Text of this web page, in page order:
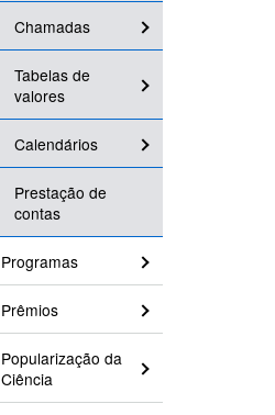
Chamadas
Tabelas de
valores
Calendários
Prestação de
contas
Programas
Prêmios
Popularização da
Ciência